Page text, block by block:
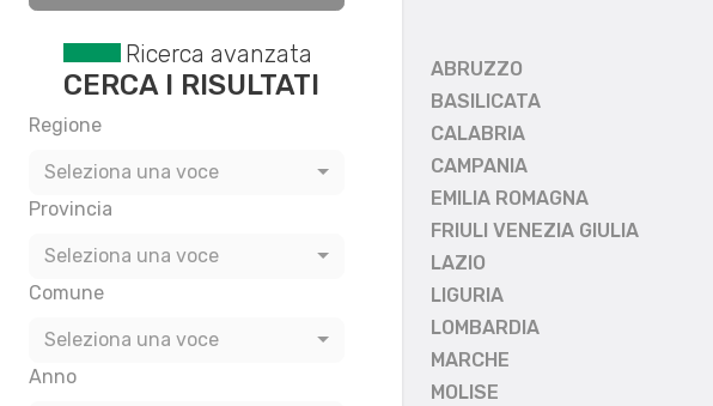
Ricerca avanzata
CERCA I RISULTATI
Regione
Seleziona una voce
Provincia
Seleziona una voce
Comune
Seleziona una voce
Anno
ABRUZZO
BASILICATA
CALABRIA
CAMPANIA
EMILIA ROMAGNA
FRIULI VENEZIA GIULIA
LAZIO
LIGURIA
LOMBARDIA
MARCHE
MOLISE